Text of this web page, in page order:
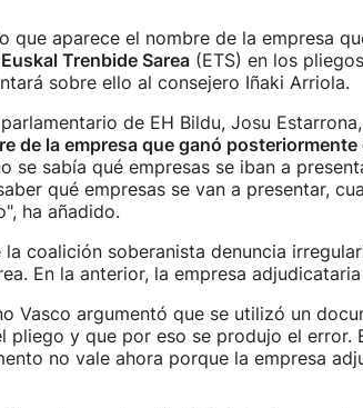
que aparece el nombre de la empresa
Trenbide Sarea(ETS) en los
sobre ello al consejero Iñaki Arriola.
de EH Bildu, Josu
de la empresa que ganó
se sabía qué empresas se iban a
qué empresas se van a presentar,
ha añadido.
coalición soberanista denuncia
En la anterior, la empresa
Vasco argumentó que se utilizó un
pliego y que por eso se produjo el error.
no vale ahora porque la empresa